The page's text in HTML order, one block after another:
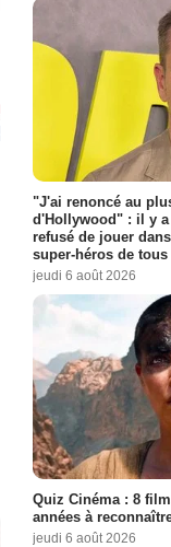
"J'ai renoncé au
d'Hollywood" : il y a
refusé de jouer
super-héros de
jeudi 6 août 2026
Quiz Cinéma : 8
années à
jeudi 6 août 2026